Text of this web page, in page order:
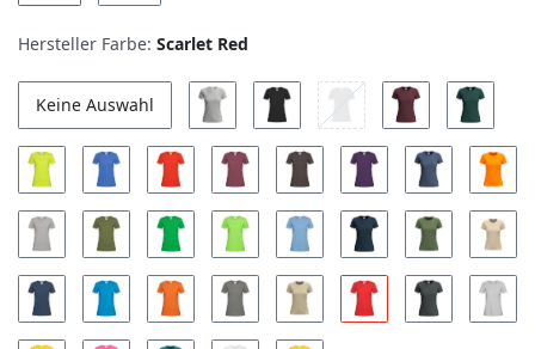
Hersteller Farbe: Scarlet Red
Keine Auswahl